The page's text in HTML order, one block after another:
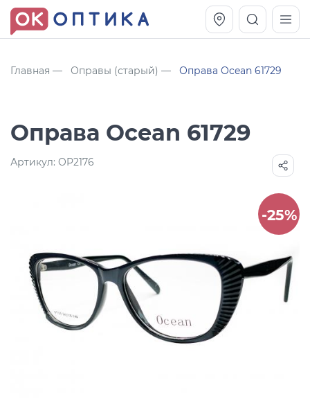
Главная Оправы (старый) Оправа Ocean 61729
Оправа Ocean 61729
Артикул: OP2176
-25%
11 991руб.
Оправа Vogue OVO 4025